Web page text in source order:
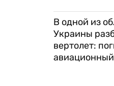
В одной из
Украины
вертолет: